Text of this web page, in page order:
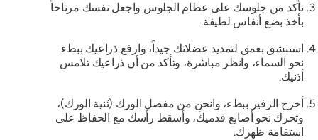
تأكد من جلوسك على عظام الجلوس واجعل نفسك مرتاحاً
بأخذ بضع أنفاس لطيفة.
استنشق بعمق لتمديد عضلاتك جيداً، وارفع ذراعيك ببطء
نحو السماء، وانظر مباشرة، وتأكد من أن ذراعيك تلامس
أذنيك.
أخرج الزفير ببطء، وانحنِ من مفصل الورك (ثنية الورك)،
وتحرك نحو أصابع قدميك، وأسقط رأسك مع الحفاظ على
استقامة ظهرك.